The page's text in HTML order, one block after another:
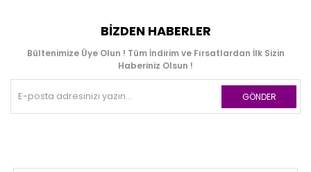
BIZDEN HABERLER
Bültenimize Üye Olun ! Tüm İndirim ve Fırsatlardan İlk Sizin
Haberiniz Olsun !
GÖNDER